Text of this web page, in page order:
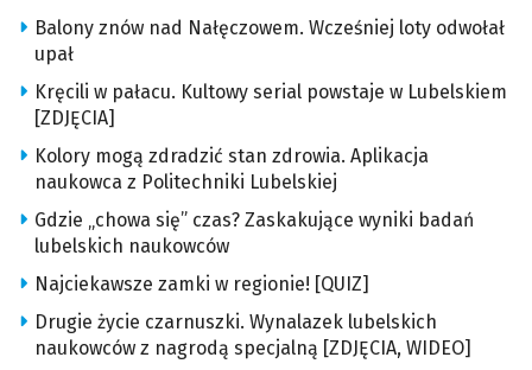
Balony znów nad Nałęczowem. Wcześniej loty odwołał
upał
Kręcili w pałacu. Kultowy serial powstaje w Lubelskiem
[ZDJĘCIA]
Kolory mogą zdradzić stan zdrowia. Aplikacja
naukowca z Politechniki Lubelskiej
Gdzie „chowa się” czas? Zaskakujące wyniki badań
lubelskich naukowców
Najciekawsze zamki w regionie! [QUIZ]
Drugie życie czarnuszki. Wynalazek lubelskich
naukowców z nagrodą specjalną [ZDJĘCIA, WIDEO]